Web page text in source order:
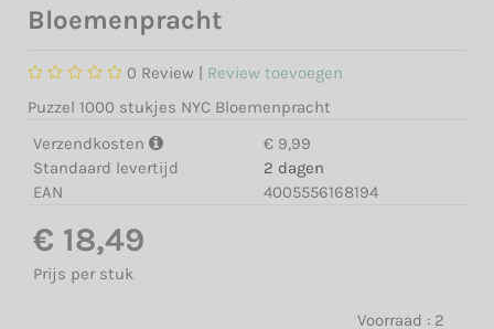
Bloemenpracht
0 Review | Review toevoegen
Puzzel 1000 stukjes NYC Bloemenpracht
Verzendkosten
€ 9,99
Standaard levertijd
2 dagen
EAN
4005556168194
€ 18,49
Prijs per stuk
Voorraad : 2